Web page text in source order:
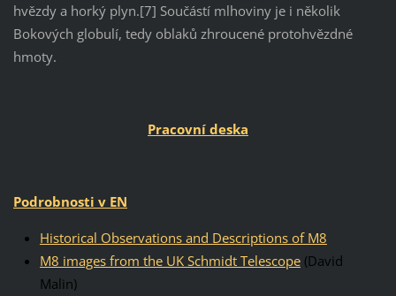
hvězdy a horký plyn.[7] Součástí mlhoviny je i několik
Bokových globulí, tedy oblaků zhroucené protohvězdné
hmoty.
Pracovní deska
Podrobnosti v EN
Historical Observations and Descriptions of M8
M8 images from the UK Schmidt Telescope(David
Malin)